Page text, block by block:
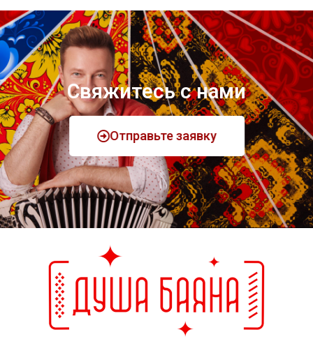
Свяжитесь с нами
Отправьте заявку